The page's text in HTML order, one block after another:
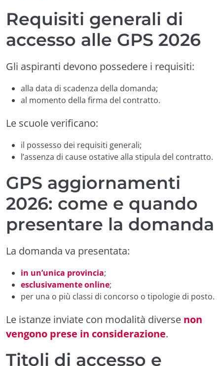
Requisiti generali di
accesso alle GPS 2026
Gli aspiranti devono possedere i requisiti:
alla data di scadenza della domanda;
al momento della firma del contratto.
Le scuole verificano:
il possesso dei requisiti generali;
l’assenza di cause ostative alla stipula del contratto.
GPS aggiornamenti
2026: come e quando
presentare la domanda
La domanda va presentata:
in un’unica provincia;
esclusivamente online;
per una o più classi di concorso o tipologie di posto.
Le istanze inviate con modalità diverse non
vengono prese in considerazione.
Titoli di accesso e